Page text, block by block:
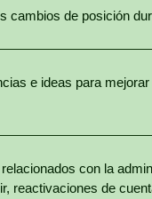
cambios de posición
e ideas para
con la
reactivaciones de